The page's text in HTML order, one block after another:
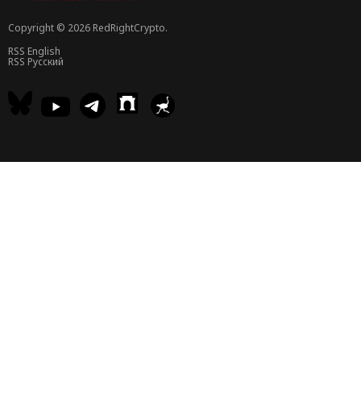
Copyright © 2026 RedRightCrypto.
RSS English
RSS Русский